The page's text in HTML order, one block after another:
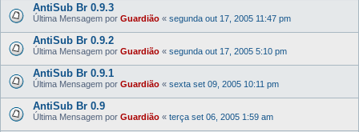
AntiSub Br 0.9.3
Última Mensagem por Guardião « segunda out 17, 2005 11:47 pm
AntiSub Br 0.9.2
Última Mensagem por Guardião « segunda out 17, 2005 5:10 pm
AntiSub Br 0.9.1
Última Mensagem por Guardião « sexta set 09, 2005 10:11 pm
AntiSub Br 0.9
Última Mensagem por Guardião « terça set 06, 2005 1:59 am